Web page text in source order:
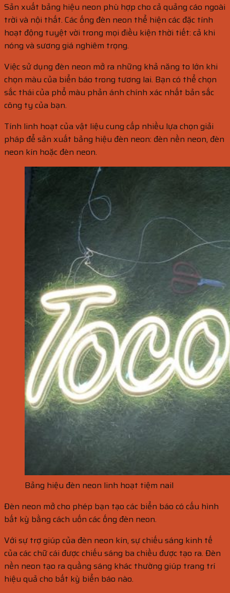
Sản xuất bảng hiệu neon phù hợp cho cả quảng cáo ngoài
trời và nội thất. Các ống đèn neon thể hiện các đặc tính
hoạt động tuyệt vời trong mọi điều kiện thời tiết: cả khi
nóng và sương giá nghiêm trọng.
Việc sử dụng đèn neon mở ra những khả năng to lớn khi
chọn màu của biển báo trong tương lai. Bạn có thể chọn
sắc thái của phổ màu phản ánh chính xác nhất bản sắc
công ty của bạn.
Tính linh hoạt của vật liệu cung cấp nhiều lựa chọn giải
pháp để sản xuất bảng hiệu đèn neon: đèn nền neon, đèn
neon kín hoặc đèn neon.
Bảng hiệu đèn neon linh hoạt tiệm nail
Đèn neon mở cho phép bạn tạo các biển báo có cấu hình
bất kỳ bằng cách uốn các ống đèn neon.
Với sự trợ giúp của đèn neon kín, sự chiếu sáng kinh tế
của các chữ cái được chiếu sáng ba chiều được tạo ra. Đèn
nền neon tạo ra quầng sáng khác thường giúp trang trí
hiệu quả cho bất kỳ biển báo nào.